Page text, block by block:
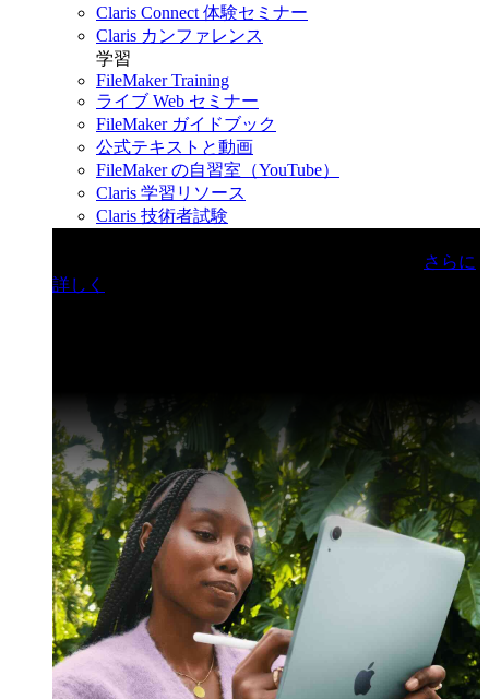
Claris Connect 体験セミナー
Claris カンファレンス
学習
FileMaker Training
ライブ Web セミナー
FileMaker ガイドブック
公式テキストと動画
FileMaker の自習室（YouTube）
Claris 学習リソース
Claris 技術者試験
さらに
詳しく